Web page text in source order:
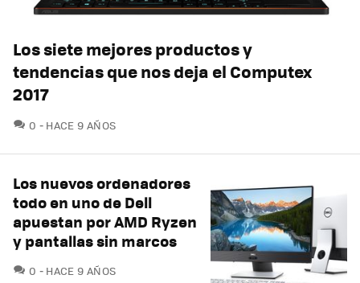
Los siete mejores productos y
tendencias que nos deja el Computex
2017
0 COMENTARIOS
HACE 9 AÑOS
Los nuevos ordenadores
todo en uno de Dell
apuestan por AMD Ryzen
y pantallas sin marcos
0 COMENTARIOS
HACE 9 AÑOS